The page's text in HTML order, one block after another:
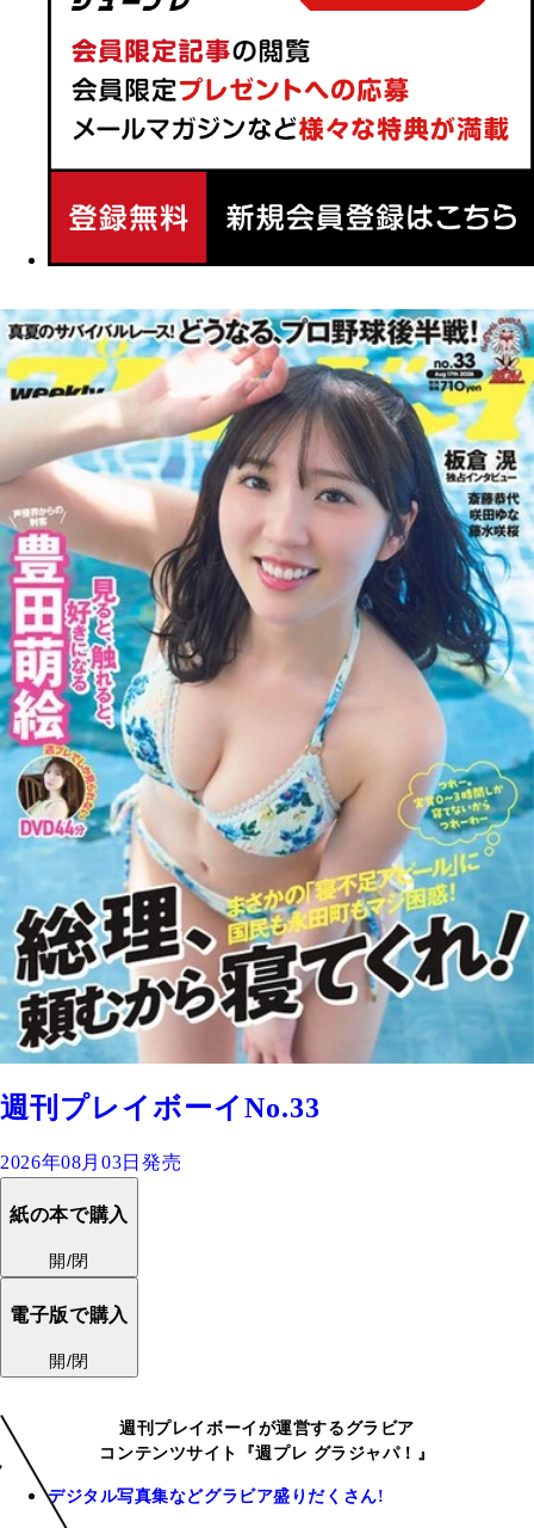
週刊プレイボーイNo.33
2026年08月03日発売
紙の本で購入
開/閉
電子版で購入
開/閉
週刊プレイボーイが運営するグラビア
コンテンツサイト『週プレ グラジャパ！』
デジタル写真集などグラビア盛りだくさん!